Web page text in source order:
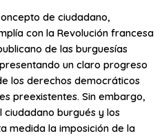
de ciudadano,
con la Revolución francesa
de las burguesías
un claro progreso
los derechos democráticos
preexistentes. Sin embargo,
burgués y los
medida la imposición de la